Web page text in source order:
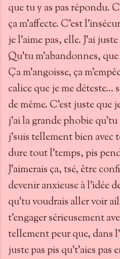
que tu y as pas répondu.
ça m'affecte. C'est
je l'aime pas, elle. J'ai
Qu'tu m'abandonnes,
Ça m'angoisse, ça
calice que je me
de même. C'est juste que
j'ai la grande phobie qu'tu
j'suis tellement bien avec
dure tout l'temps, pis
J'aimerais ça, tsé, être
devenir anxieuse à l'idée
qu'tu voudrais aller voir
t'engager sérieusement
tellement peur que, dans
juste pas pis qu't'aies pas